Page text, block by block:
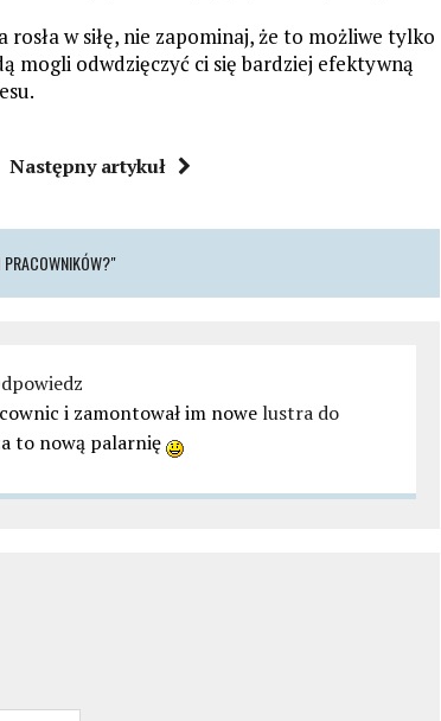
w siłę, nie zapominaj, że to możliwe tylko
mogli odwdzięczyć ci się bardziej efektywną
Następny artykuł
i zamontował im nowe lustra do
to nową palarnię